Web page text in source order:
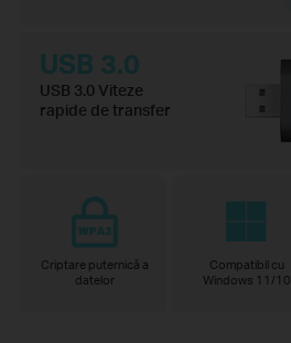
USB 3.0
USB 3.0 Viteze
rapide de transfer
Criptare puternică a
datelor
Compatibil cu
Windows 11/10